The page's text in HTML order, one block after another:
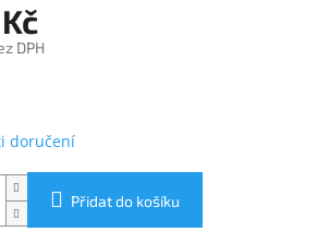
DPH
doručení
Přidat do košíku